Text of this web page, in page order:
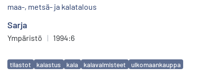
maa-, metsä- ja kalatalous
Sarja
Ympäristö | 1994:6
Avainsanat
tilastot kalastus kala kalavalmisteet ulkomaankauppa